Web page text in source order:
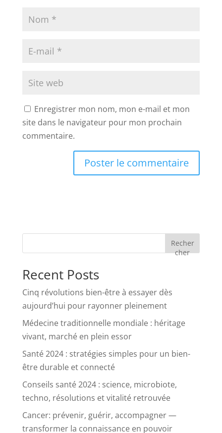
Enregistrer mon nom, mon e-mail et mon
site dans le navigateur pour mon prochain
commentaire.
Recher
cher
Recent Posts
Cinq révolutions bien-être à essayer dès
aujourd’hui pour rayonner pleinement
Médecine traditionnelle mondiale : héritage
vivant, marché en plein essor
Santé 2024 : stratégies simples pour un bien-
être durable et connecté
Conseils santé 2024 : science, microbiote,
techno, résolutions et vitalité retrouvée
Cancer: prévenir, guérir, accompagner —
transformer la connaissance en pouvoir